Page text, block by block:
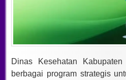
Dinas Kesehatan
berbagai program strategis